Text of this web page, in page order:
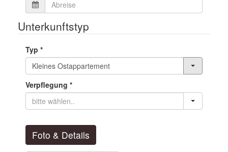
Unterkunftstyp
Typ *
Verpflegung *
Foto & Details